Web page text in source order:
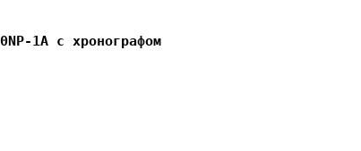
1A с хронографом